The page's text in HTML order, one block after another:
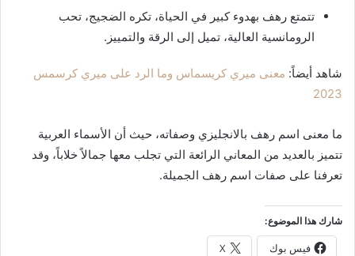
تتمتع رهف بهدوء كبير في الحياة، تكره الضجيج، تحب
الرومانسية العالية، تميل إلى الرقة والتمييز.
شاهد أيضاً: معنى ميري كريسماس وما الرد على ميري كرسمس
2023
ما معنى اسم رهف بالانجليزي وصفاته، حيث أن الأسماء العربية
تتميز بالعديد من المعاني الرائعة التي تجلب معها جمالاً خلاباً، وقد
تعرفنا على صفات اسم رهف الجميلة.
شارك هذا الموضوع:
فيس بوك X